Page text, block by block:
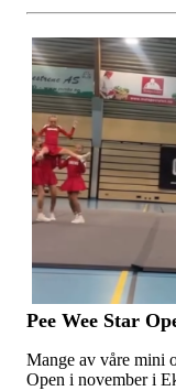
Pee Wee Star
Mange av våre mini
Open i november i